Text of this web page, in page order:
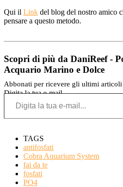
Qui il Link del blog del nostro amico
pensare a questo metodo.
Scopri di più da DaniReef -
Acquario Marino e Dolce
Abbonati per ricevere gli ultimi
Digita la tua e-mail...
TAGS
antifosfati
Cobra Aquarium System
fai da te
fosfati
PO4